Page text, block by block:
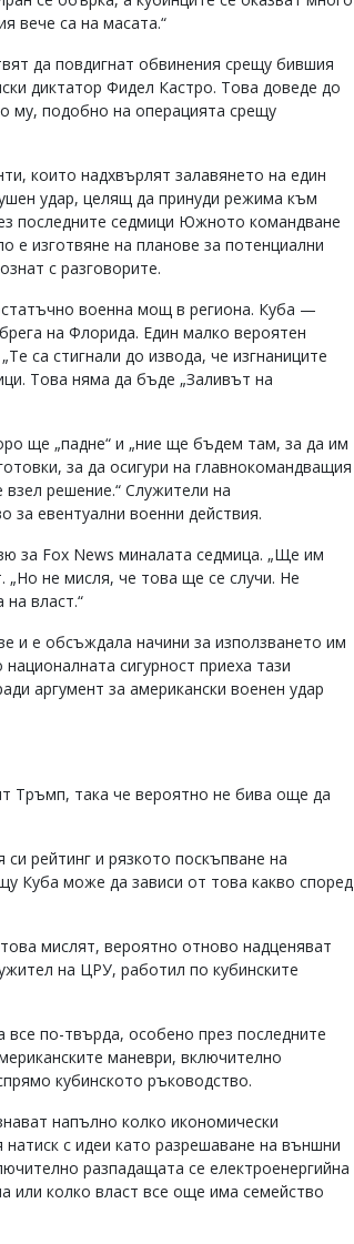
вече са на масата.“
да повдигнат обвинения срещу бившия
диктатор Фидел Кастро. Това доведе до
му, подобно на операцията срещу
които надхвърлят залавянето на един
удар, целящ да принуди режима към
последните седмици Южното командване
е изготвяне на планове за потенциални
с разговорите.
военна мощ в региона. Куба —
на Флорида. Един малко вероятен
са стигнали до извода, че изгнаниците
Това няма да бъде „Заливът на
ще „падне“ и „ние ще бъдем там, за да им
за да осигури на главнокомандващия
решение.“ Служители на
за евентуални военни действия.
за Fox News миналата седмица. „Ще им
„Но не мисля, че това ще се случи. Не
власт.“
и е обсъждала начини за използването им
сигурност приеха тази
аргумент за американски военен удар
Тръмп, така че вероятно не бива още да
рейтинг и рязкото поскъпване на
Куба може да зависи от това какво според
мислят, вероятно отново надценяват
на ЦРУ, работил по кубинските
по-твърда, особено през последните
маневри, включително
кубинското ръководство.
напълно колко икономически
с идеи като разрешаване на външни
разпадащата се електроенергийна
или колко власт все още има семейство